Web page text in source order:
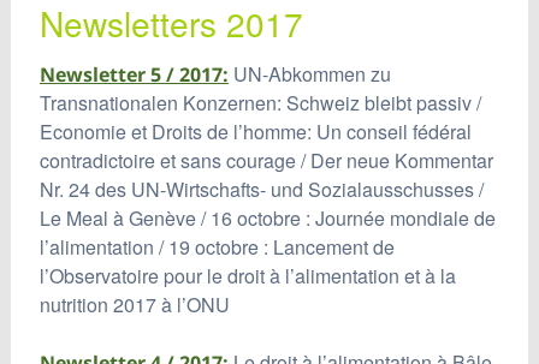
Newsletters 2017
Newsletter 5 / 2017: UN-Abkommen zu
Transnationalen Konzernen: Schweiz bleibt passiv /
Economie et Droits de l’homme: Un conseil fédéral
contradictoire et sans courage / Der neue Kommentar
Nr. 24 des UN-Wirtschafts- und Sozialausschusses /
Le Meal à Genève / 16 octobre : Journée mondiale de
l’alimentation / 19 octobre : Lancement de
l’Observatoire pour le droit à l’alimentation et à la
nutrition 2017 à l’ONU